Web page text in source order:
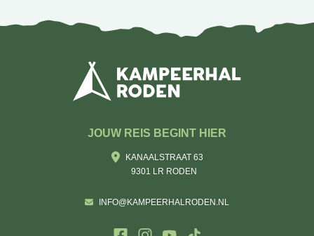
JOUW REIS BEGINT HIER
KANAALSTRAAT 63
9301 LR RODEN
INFO@KAMPEERHALRODEN.NL